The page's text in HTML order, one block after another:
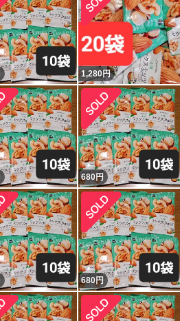
1,280円
680円
680円